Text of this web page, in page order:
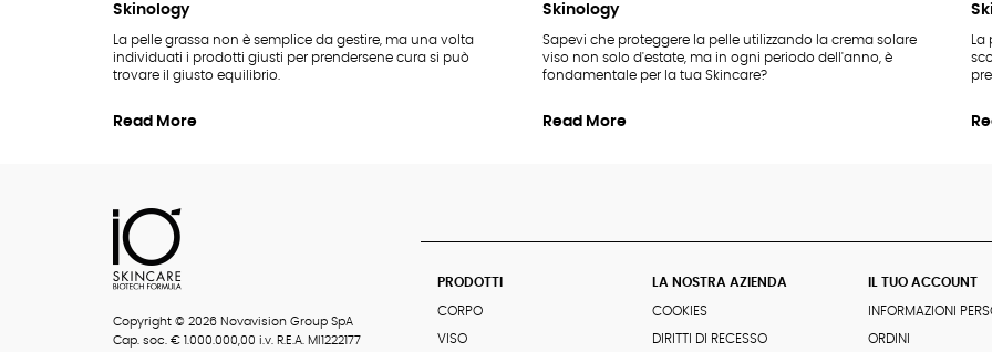
Skinology
La pelle grassa non è semplice da gestire, ma una volta
individuati i prodotti giusti per prendersene cura si può
trovare il giusto equilibrio.
Read More
Skinology
Sapevi che proteggere la pelle utilizzando la crema solare
viso non solo d'estate, ma in ogni periodo dell'anno, è
fondamentale per la tua Skincare?
Read More
Copyright © 2026 Novavision Group SpA
Cap. soc. € 1.000.000,00 i.v. R.E.A. MI1222177
PRODOTTI
CORPO
VISO
LA NOSTRA AZIENDA
COOKIES
DIRITTI DI RECESSO
IL TUO ACCOUNT
INFORMAZIONI
ORDINI